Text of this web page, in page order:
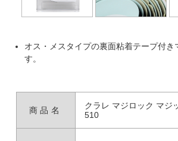
オス・メスタイプの裏面粘着テープ付き
す。
商品名
クラレ マジロック マジ
510